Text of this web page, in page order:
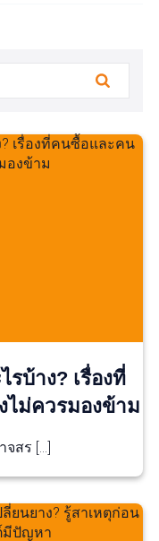
รบ้าง? เรื่องที่
ม่ควรมองข้าม
จสร […]